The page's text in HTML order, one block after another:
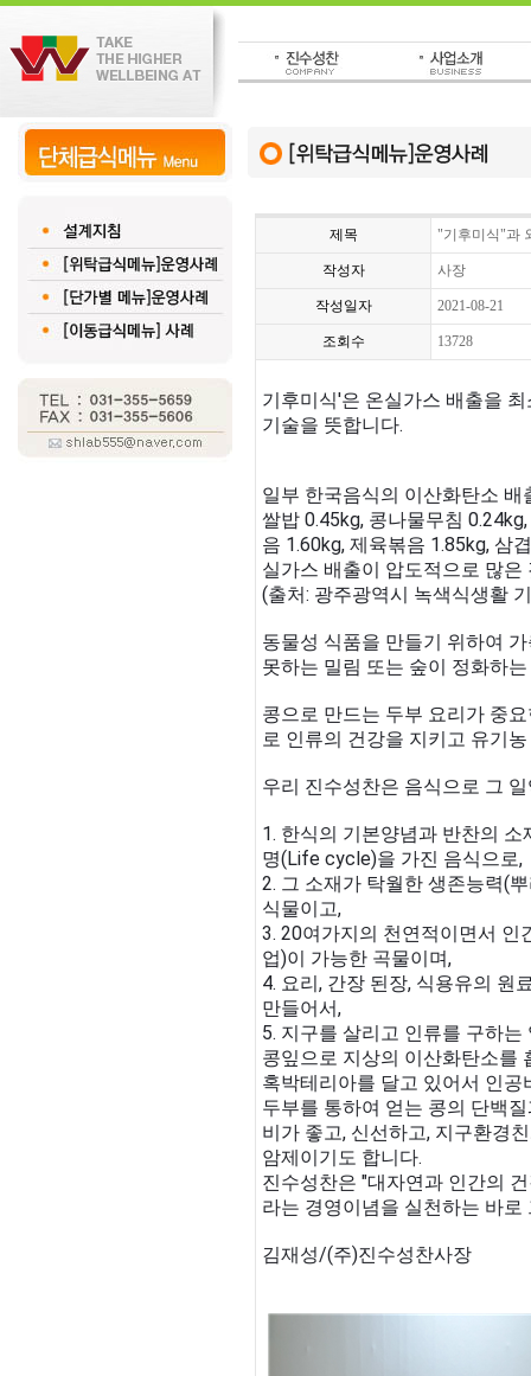
제목 "기후미식"과
작성자 사장
작성일자 2021-08-21
조회수 13728
기후미식'은 온실가스 배출을
기술을 뜻합니다.
일부 한국음식의 이산화탄소 배
쌀밥 0.45kg, 콩나물무침
음 1.60kg, 제육볶음 1.85kg, 삼
실가스 배출이 압도적으로 많은
(출처: 광주광역시 녹색식생활
동물성 식품을 만들기 위하여
못하는 밀림 또는 숲이 정화하
콩으로 만드는 두부 요리가 중
로 인류의 건강을 지키고 유기
우리 진수성찬은 음식으로 그
1. 한식의 기본양념과 반찬의
명(Life cycle)을 가진 음식으로,
2. 그 소재가 탁월한 생존능력(
식물이고,
3. 20여가지의 천연적이면서 인
업)이 가능한 곡물이며,
4. 요리, 간장 된장, 식용유의 원
만들어서,
5. 지구를 살리고 인류를 구하
콩잎으로 지상의 이산화탄소를
혹박테리아를 달고 있어서 인
두부를 통하여 얻는 콩의 단백
비가 좋고, 신선하고, 지구환경
암제이기도 합니다.
진수성찬은 "대자연과 인간의
라는 경영이념을 실천하는 바로
김재성/(주)진수성찬사장